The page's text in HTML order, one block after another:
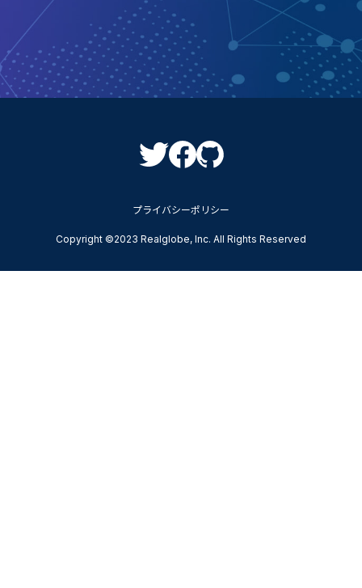
Copyright ©2023 Realglobe, Inc. All Rights Reserved
プライバシーポリシー